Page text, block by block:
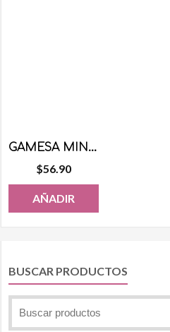
GAMESA MINI MAMUT 28 PZS
$56.90
AÑADIR
BUSCAR PRODUCTOS